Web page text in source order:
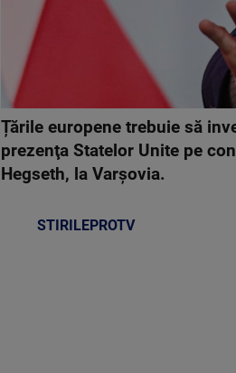
Țările europene trebuie să
prezenţa Statelor Unite pe
Hegseth, la Varşovia.
STIRILEPROTV